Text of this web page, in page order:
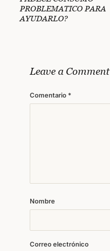
PROBLEMATICO PARA
AYUDARLO?
Leave a Comment
Comentario *
Nombre
Correo electrónico